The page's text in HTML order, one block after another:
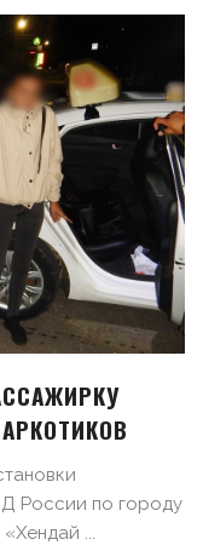
России по городу
...